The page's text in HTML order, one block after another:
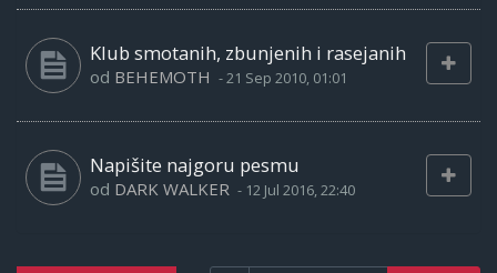
Klub smotanih, zbunjenih i rasejanih
od BEHEMOTH -21 Sep 2010, 01:01
Napišite najgoru pesmu
od DARK WALKER - 12 Jul 2016, 22:40